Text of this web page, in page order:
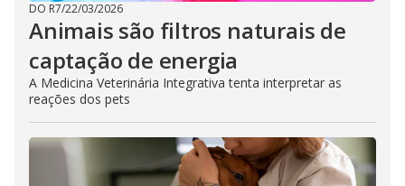
DO R7/22/03/2026
Animais são filtros naturais de
captação de energia
A Medicina Veterinária Integrativa tenta interpretar as
reações dos pets